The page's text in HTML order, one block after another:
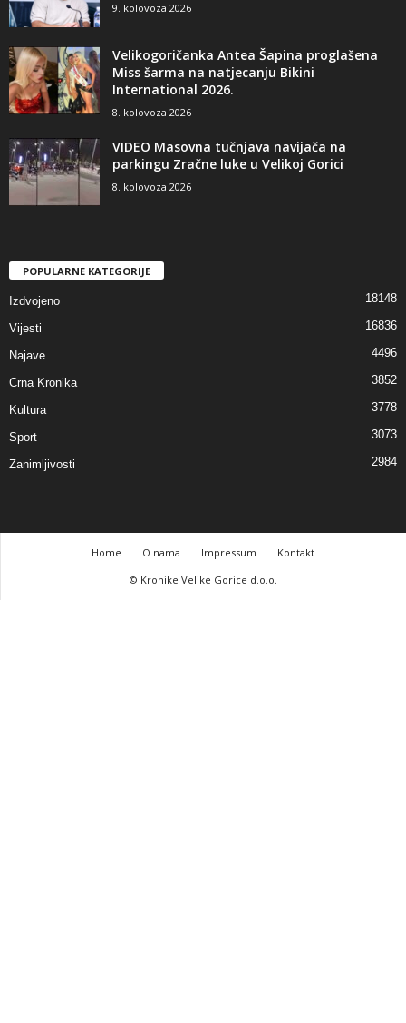
9. kolovoza 2026
Velikogoričanka Antea Šapina proglašena
Miss šarma na natjecanju Bikini
International 2026.
8. kolovoza 2026
VIDEO Masovna tučnjava navijača na
parkingu Zračne luke u Velikoj Gorici
8. kolovoza 2026
POPULARNE KATEGORIJE
Izdvojeno 18148
Vijesti 16836
Najave 4496
Crna Kronika 3852
Kultura 3778
Sport 3073
Zanimljivosti 2984
Home O nama Impressum
Kontakt
© Kronike Velike Gorice d.o.o.